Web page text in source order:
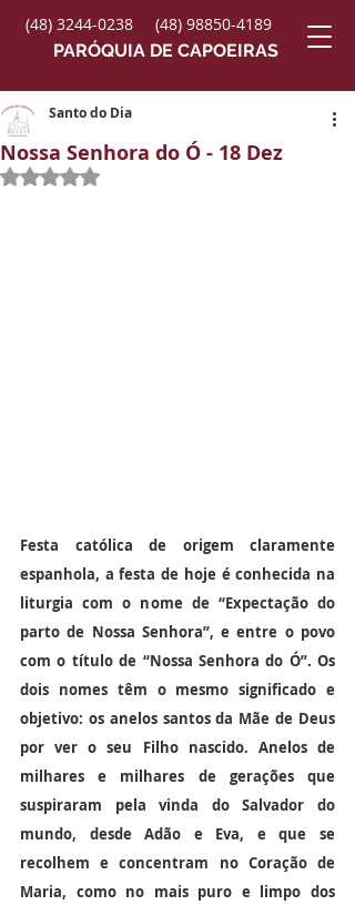
(48) 3244-0238
(48) 98850-4189
PARÓQUIA DE CAPOEIRAS
Nossa Senhora do Ó - 18 Dez
Santo do Dia
Avaliado com NaN de 5 estrelas.
Festa católica de origem claramente
espanhola, a festa de hoje é conhecida na
liturgia com o nome de “Expectação do
parto de Nossa Senhora”, e entre o povo
com o título de “Nossa Senhora do Ó”. Os
dois nomes têm o mesmo significado e
objetivo: os anelos santos da Mãe de Deus
por ver o seu Filho nascido. Anelos de
milhares e milhares de gerações que
suspiraram pela vinda do Salvador do
mundo, desde Adão e Eva, e que se
recolhem e concentram no Coração de
Maria, como no mais puro e limpo dos